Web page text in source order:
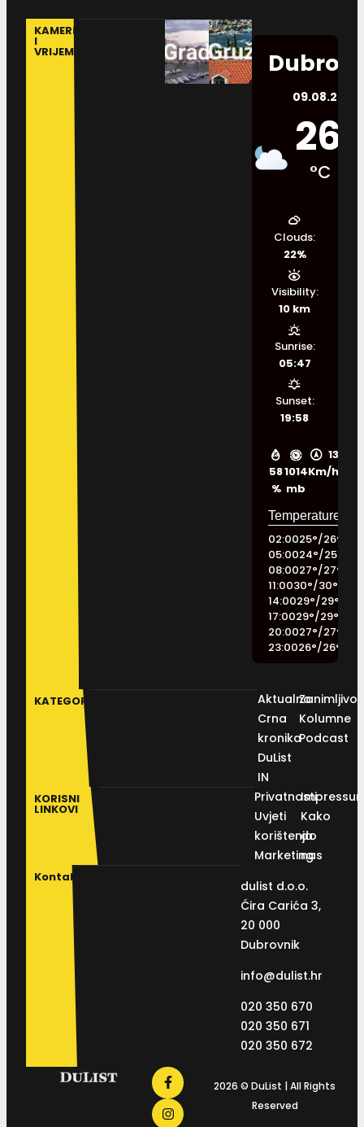
KAMERE
I
VRIJEME
09.08.2026.
26
°C
58
%
1014
mb
13
Km/h
Clouds:
22%
Visibility:
10 km
Sunrise:
05:47
Sunset:
19:58
02:0025°/26°
05:0024°/25°
08:0027°/27°
11:0030°/30°
14:0029°/29°
17:0029°/29°
20:0027°/27°
23:0026°/26°
KATEGORIJE
Aktualno
Crna
kronika
DuList
IN
Kolumne
Podcast
KORISNI
LINKOVI
Privatnosti
Uvjeti
korištenja
Marketing
Kako
do
nas
Kontakt
dulist d.o.o.
Ćira Carića 3,
20 000
Dubrovnik
info@dulist.hr
020 350 670
020 350 671
020 350 672
2026 © DuList | All Rights
Reserved